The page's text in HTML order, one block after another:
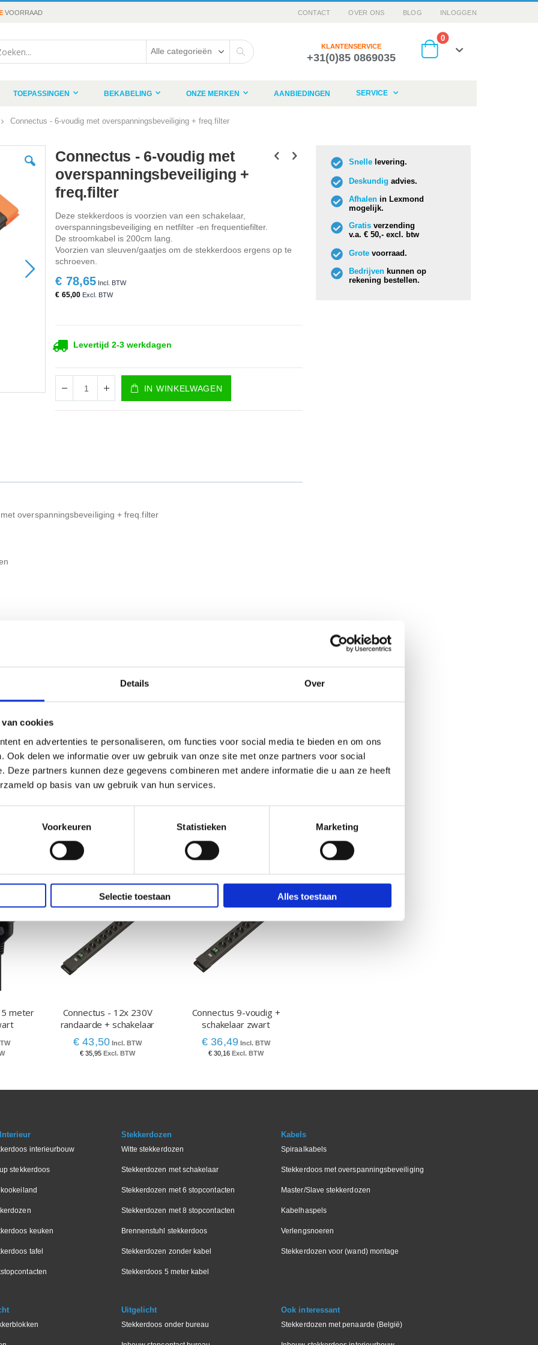
Details Over
van cookies
en advertenties te personaliseren, om functies voor social media te bieden en om ons
Ook delen we informatie over uw gebruik van onze site met onze partners voor social
Deze partners kunnen deze gegevens combineren met andere informatie die u aan ze heeft
op basis van uw gebruik van hun services.
Voorkeuren Statistieken Marketing
Selectie toestaan Alles toestaan
VOORRAAD CONTACT OVER ONS BLOG INLOGGEN
Cart
0producten
KLANTENSERVICE
+31(0)85 0869035
TOEPASSINGEN BEKABELING ONZE MERKEN AANBIEDINGEN SERVICE
Connectus - 6-voudig met overspanningsbeveiliging + freq.filter
Connectus - 6-voudig met
overspanningsbeveiliging +
freq.filter
Deze stekkerdoos is voorzien van een schakelaar,
overspanningsbeveiliging en netfilter -en frequentiefilter.
De stroomkabel is 200cm lang.
Voorzien van sleuven/gaatjes om de stekkerdoos ergens op te
schroeven.
€ 78,65
€ 65,00
Levertijd 2-3 werkdagen
IN WINKELWAGEN
overspanningsbeveiliging + freq.filter
5 meter
Connectus - 12x 230V
randaarde + schakelaar
€ 43,50
€ 35,95
Connectus 9-voudig +
schakelaar zwart
€ 36,49
€ 30,16
Snelle levering.
Deskundig advies.
Afhalen in Lexmond
mogelijk.
Gratis verzending
v.a. € 50,- excl. btw
Grote voorraad.
Bedrijven kunnen op
rekening bestellen.
interieurbouw
stekkerdoos
keuken
tafel
Stekkerdozen
Witte stekkerdozen
Stekkerdozen met schakelaar
Stekkerdozen met 6 stopcontacten
Stekkerdozen met 8 stopcontacten
Brennenstuhl stekkerdoos
Stekkerdozen zonder kabel
Stekkerdoos 5 meter kabel
Kabels
Spiraalkabels
Stekkerdoos met overspanningsbeveiliging
Master/Slave stekkerdozen
Kabelhaspels
Verlengsnoeren
Stekkerdozen voor (wand) montage
Uitgelicht
Stekkerdoos onder bureau
Ook interessant
Stekkerdozen met penaarde (België)